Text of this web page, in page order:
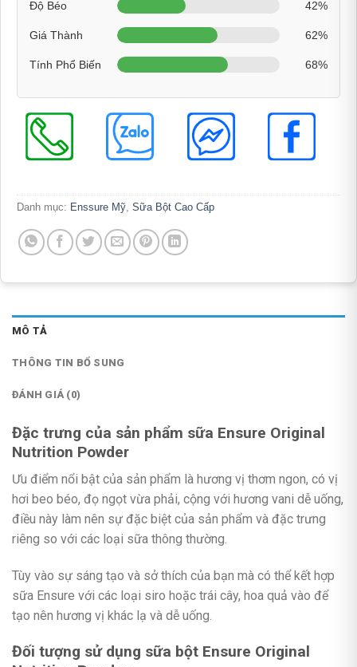
Độ Béo 42%
Giá Thành 62%
Tính Phổ Biến 68%
Danh mục: Enssure Mỹ Sữa Bột Cao Cấp
MÔ TẢ
THÔNG TIN BỔ SUNG
ĐÁNH GIÁ (0)
Đặc trưng của sản phẩm sữa Ensure Original
Nutrition Powder
Ưu điểm nổi bật của sản phẩm là hương vị thơm ngon, có vị
hơi beo béo, đọ ngọt vừa phải, cộng với hương vani dễ uống,
điều này làm nên sự đặc biệt của sản phẩm và đặc trưng
riêng so với các loại sữa thông thường.
Tùy vào sự sáng tạo và sở thích của bạn mà có thể kết hợp
sữa Ensure với các loại siro hoặc trái cây, hoa quả vào để
tạo nên hương vị khác lạ và dễ uống.
Đối tượng sử dụng sữa bột Ensure Original